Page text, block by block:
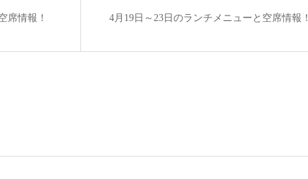
席情報！ 4月19日～23日のランチメニューと空席情報！